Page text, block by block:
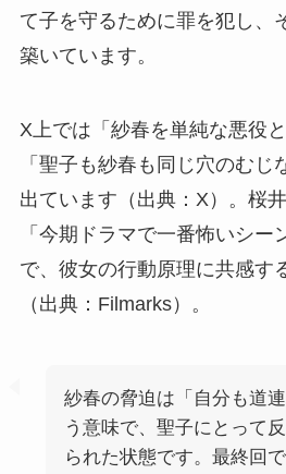
て子を守るために罪を犯し、
築いています。
X上では「紗春を単純な悪役
「聖子も紗春も同じ穴のむじ
出ています（出典：X）。桜
「今期ドラマで一番怖いシー
で、彼女の行動原理に共感す
（出典：Filmarks）。
紗春の脅迫は「自分も道
う意味で、聖子にとって
られた状態です。最終回